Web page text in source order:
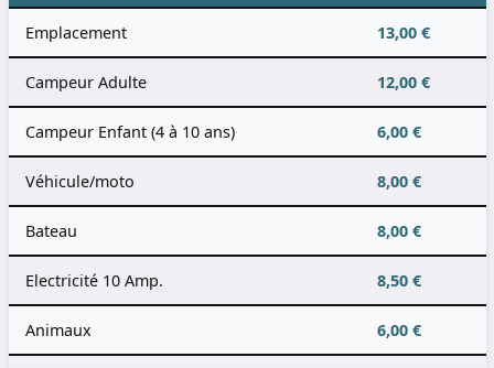
Emplacement 13,00 €
Campeur Adulte 12,00 €
Campeur Enfant (4 à 10 ans) 6,00 €
Véhicule/moto 8,00 €
Bateau 8,00 €
Electricité 10 Amp. 8,50 €
Animaux 6,00 €